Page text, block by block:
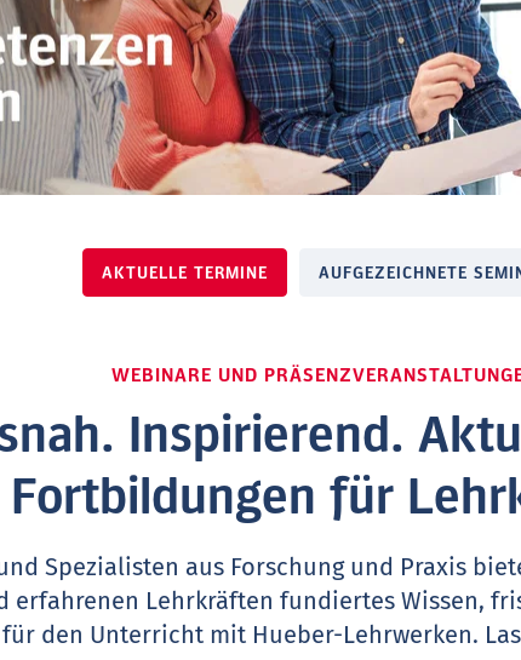
AKTUELLE TERMINE AUFGEZEICHNETE
WEBINARE UND
Inspirierend.
Fortbildungen für
Spezialisten aus Forschung und Praxis
erfahrenen Lehrkräften fundiertes Wissen,
für den Unterricht mit Hueber-Lehrwerken.